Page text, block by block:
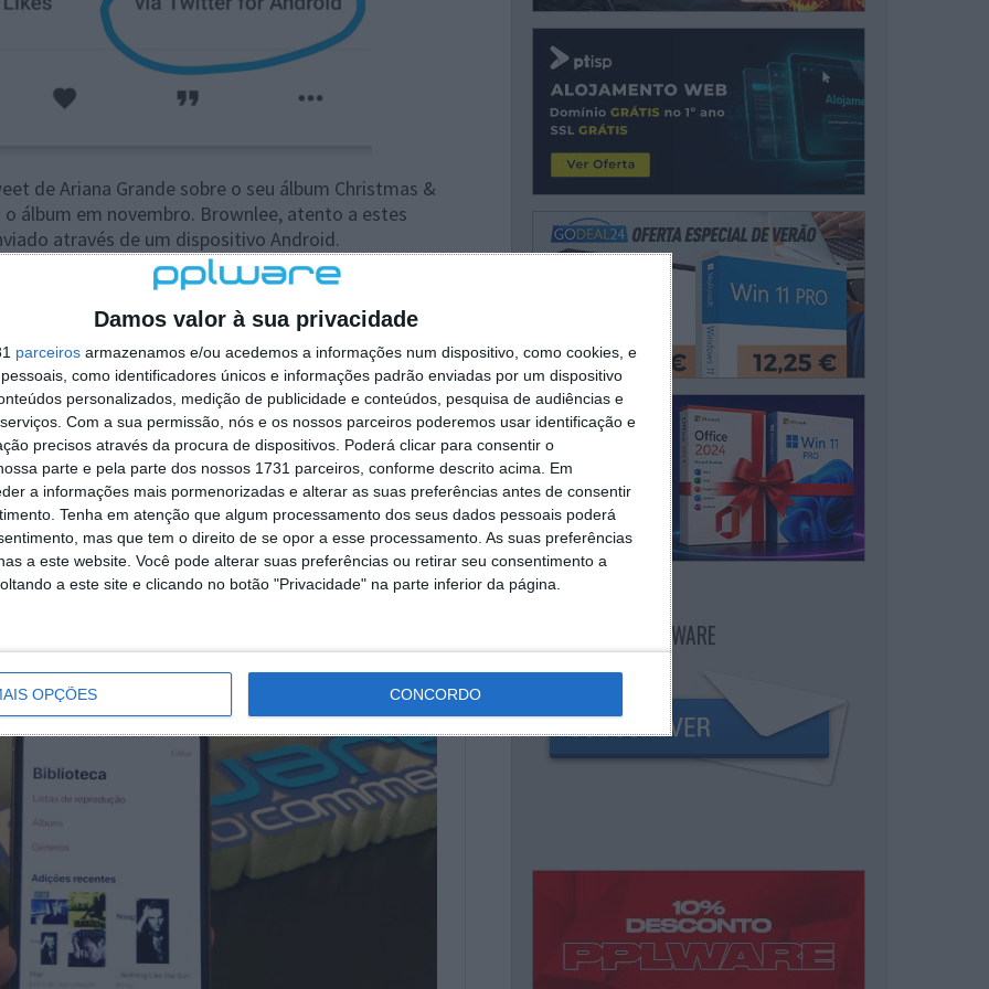
Damos valor à sua privacidade
parceiros armazenamos e/ou acedemos a informações num dispositivo, como cookies, e
como identificadores únicos e informações padrão enviadas por um dispositivo
personalizados, medição de publicidade e conteúdos, pesquisa de audiências e
Com a sua permissão, nós e os nossos parceiros poderemos usar identificação e
precisos através da procura de dispositivos. Poderá clicar para consentir o
parte e pela parte dos nossos 1731 parceiros, conforme descrito acima. Em
a informações mais pormenorizadas e alterar as suas preferências antes de consentir
Tenha em atenção que algum processamento dos seus dados pessoais poderá
mas que tem o direito de se opor a esse processamento. As suas preferências
a este website. Você pode alterar suas preferências ou retirar seu consentimento a
a este site e clicando no botão "Privacidade" na parte inferior da página.
OPÇÕES CONCORDO
de Ariana Grande sobre o seu álbum Christmas &
álbum em novembro. Brownlee, atento a estes
através de um dispositivo Android.
não existe para Android?
Isto porque efetivamente a Apple tem disponível o
para levar aos utilizadores do sistema
Relembramos, por exemplo, a parceria que a
emoferecer no produto Yorn, subscrição gratuita
a conta oficial da Apple estar a publicar de um
NEWSLETTER PPLWARE